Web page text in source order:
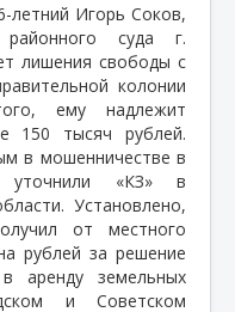
летний Игорь Соков,
районного суда г.
лишения свободы с
колонии
ему надлежит
150 тысяч рублей.
в мошенничестве в
уточнили «КЗ» в
Установлено,
от местного
рублей за решение
аренду земельных
и Советском